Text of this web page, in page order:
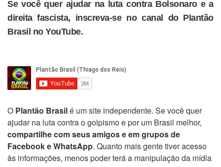
Se você quer ajudar na luta contra Bolsonaro e a
direita fascista, inscreva-se no canal do Plantão
Brasil no YouTube.
O Plantão Brasilé um site independente. Se você quer
ajudar na luta contra o golpismo e por um Brasil melhor,
compartilhe com seus amigos e em grupos de
Facebook e WhatsApp. Quanto mais gente tiver acesso
às informações, menos poder terá a manipulação da mídia